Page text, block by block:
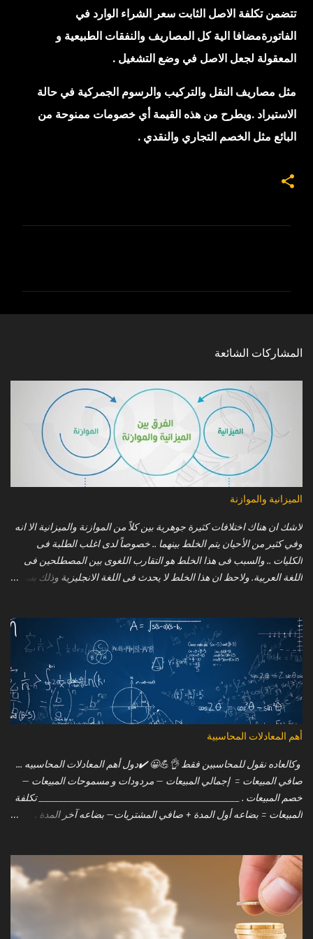
تتضمن تكلفة الاصل الثابت سعر الشراء الوارد في
الفاتورةمضافا الية كل المصاريف والنفقات الطبيعية و
المعقولة لجعل الاصل في وضع التشغيل .
مثل مصاريف النقل والتركيب والرسوم الجمركية في حالة
الاستيراد .ويطرح من هذه القيمة أي خصومات ممنوحة من
البائع مثل الخصم التجاري والنقدي .
المشاركات الشائعة
الميزانية والموازنة
لاشك ان هناك اختلافات كثيرة جوهرية بين كلاً من الموازنة والميزانية الا انه
وفي كثير من الأحيان يتم الخلط بينهما .. خصوصاً لدى اغلب الطلبة فى
الكليات .. والسبب فى هذا الخلط هو التقارب اللغوى بين المصطلحين فى
اللغة العربية. ولاحظ ان هذا الخلط لا يحدث فى اللغة الانجليزية وذلك بسبب
يلى بعض من تلك الاختلافات الجوهرية بين الموازنة والميزانية : الموازنة (
Budget ) : 1. خطة مستقبلية (ترتبط بالمستقبل). 2. الارقام فى الموازنة
الموازنة هي القوائم المالية المتوقعة ( pre planned financial statement
) والمخطط له مسبقًا والتى تقوم الادارة باعدادها استناداً على تحليلات
مختلفة للمستقبل. 5. يمكن إعداد الموازنة مرة أو مرتين في السنة (يعتمد
المتغيرات خلال الفترة. 7. يتم مقارنتها بالنتائج الفعلي...
أهم المعادلات المحاسبية
وكالعاده نقول للمحاسبين فقط 👌💪😀 ⁦✔️⁩دول أهم المعادلات المحاسبيه ...
صافي المبيعات = إجمالي المبيعات – مردودات و مسموحات المبيعات –
خصم المبيعات . _________________________________________ تكلفة
المبيعات = بضاعه أول المدة + صافي المشتريات– بضاعه آخر المدة .
المشتريات – خصم المشتريات .
_________________________________________ الربح التشغيلي =
صافي المبيعات – تكلفة المبيعات .
_________________________________________ صافي الدخل = الربح
التشغيلي – المصروفات الادارية والتسويقية .